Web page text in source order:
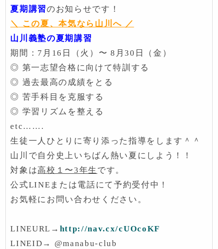
夏期講習のお知らせです！
＼ この夏、本気なら山川へ ／
山川義塾の夏期講習
期間：7月16日（火）〜 8月30日（金）
◎ 第一志望合格に向けて特訓する
◎ 過去最高の成績をとる
◎ 苦手科目を克服する
◎ 学習リズムを整える
etc…….
生徒一人ひとりに寄り添った指導をします＾＾
山川で自分史上いちばん熱い夏にしよう！！
対象は高校１〜3年生 です。
公式LINEまたは電話にて予約受付中！
お気軽にお問い合わせください。
LINEURL→ http://nav.cx/cUOcoKF
LINEID→ @manabu-club